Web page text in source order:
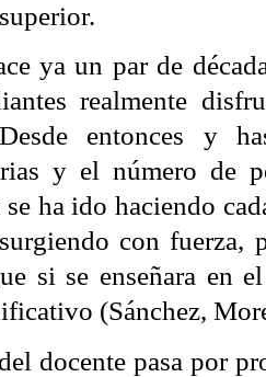
ya un par de
realmente
entonces y
y el número de
ha ido haciendo
con fuerza,
si se enseñara en
(Sánchez,
docente pasa por